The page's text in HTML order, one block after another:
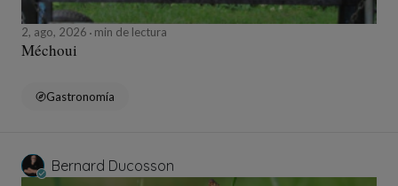
2, ago, 2026 min de lectura
Méchoui
Gastronomía
Bernard Ducosson